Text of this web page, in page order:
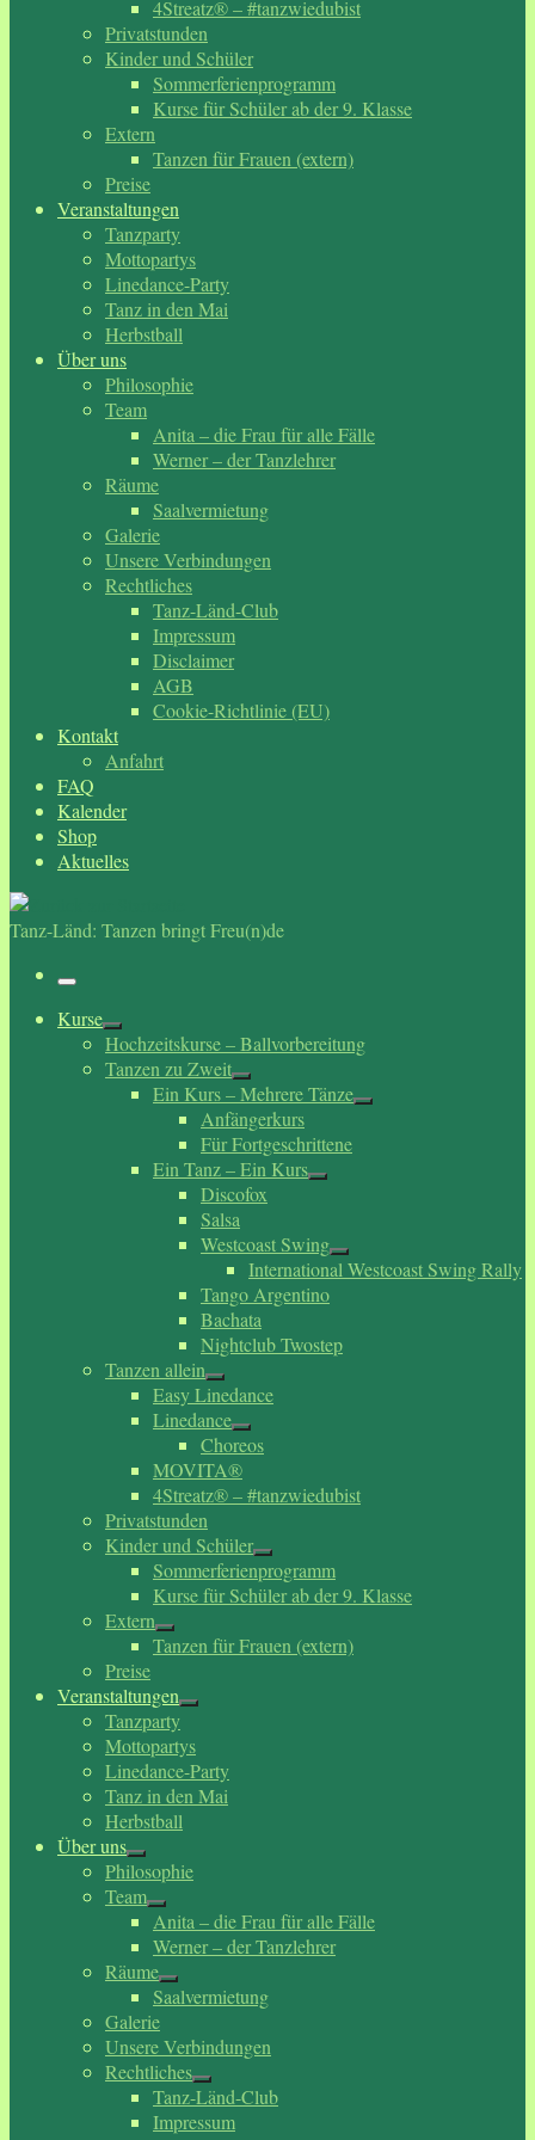
4Streatz® – #tanzwiedubist
Privatstunden
Kinder und Schüler
Sommerferienprogramm
Kurse für Schüler ab der 9. Klasse
Extern
Tanzen für Frauen (extern)
Preise
Veranstaltungen
Tanzparty
Mottopartys
Linedance-Party
Tanz in den Mai
Herbstball
Über uns
Philosophie
Team
Anita – die Frau für alle Fälle
Werner – der Tanzlehrer
Räume
Saalvermietung
Galerie
Unsere Verbindungen
Rechtliches
Tanz-Länd-Club
Impressum
Disclaimer
AGB
Cookie-Richtlinie (EU)
Kontakt
Anfahrt
FAQ
Kalender
Shop
Aktuelles
Tanz-Länd: Tanzen bringt Freu(n)de
Menü
Kurse
Hochzeitskurse – Ballvorbereitung
Tanzen zu Zweit
Ein Kurs – Mehrere Tänze
Anfängerkurs
Für Fortgeschrittene
Ein Tanz – Ein Kurs
Discofox
Salsa
Westcoast Swing
International Westcoast Swing Rally
Tango Argentino
Bachata
Nightclub Twostep
Tanzen allein
Easy Linedance
Linedance
Choreos
MOVITA®
4Streatz® – #tanzwiedubist
Privatstunden
Kinder und Schüler
Sommerferienprogramm
Kurse für Schüler ab der 9. Klasse
Extern
Tanzen für Frauen (extern)
Preise
Veranstaltungen
Tanzparty
Mottopartys
Linedance-Party
Tanz in den Mai
Herbstball
Über uns
Philosophie
Team
Anita – die Frau für alle Fälle
Werner – der Tanzlehrer
Räume
Saalvermietung
Galerie
Unsere Verbindungen
Rechtliches
Tanz-Länd-Club
Impressum